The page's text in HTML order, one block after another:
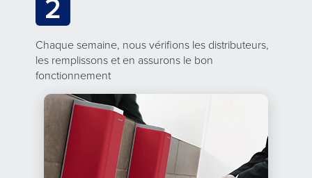
2
Chaque semaine, nous vérifions les distributeurs,
les remplissons et en assurons le bon
fonctionnement